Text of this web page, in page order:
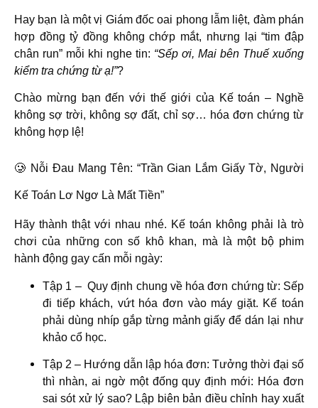
Hay bạn là một vị Giám đốc oai phong lẫm liệt, đàm phán
hợp đồng tỷ đồng không chớp mắt, nhưng lại “tim đập
chân run” mỗi khi nghe tin: “Sếp ơi, Mai bên Thuế xuống
kiểm tra chứng từ ạ!”?
Chào mừng bạn đến với thế giới của Kế toán – Nghề
không sợ trời, không sợ đất, chỉ sợ… hóa đơn chứng từ
không hợp lệ!
🥲 Nỗi Đau Mang Tên: “Trần Gian Lắm Giấy Tờ, Người
Kế Toán Lơ Ngơ Là Mất Tiền”
Hãy thành thật với nhau nhé. Kế toán không phải là trò
chơi của những con số khô khan, mà là một bộ phim
hành động gay cấn mỗi ngày:
Tập 1 – Quy định chung về hóa đơn chứng từ: Sếp
đi tiếp khách, vứt hóa đơn vào máy giặt. Kế toán
phải dùng nhíp gắp từng mảnh giấy để dán lại như
khảo cổ học.
Tập 2 – Hướng dẫn lập hóa đơn: Tưởng thời đại số
thì nhàn, ai ngờ một đống quy định mới: Hóa đơn
sai sót xử lý sao? Lập biên bản điều chỉnh hay xuất